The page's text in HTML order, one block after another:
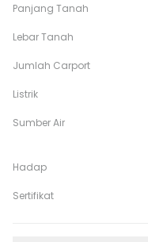
Panjang Tanah
Lebar Tanah
Jumlah Carport
Listrik
Sumber Air
Hadap
Sertifikat